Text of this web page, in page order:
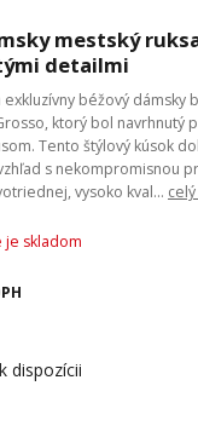
mestský
detailmi
béžový dámsky
ktorý bol navrhnutý
Tento štýlový kúsok
s nekompromisnou
vysoko kval...
je skladom
dispozícii